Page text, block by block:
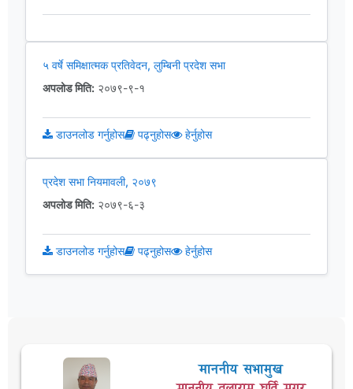
५ वर्षे समिक्षात्मक प्रतिवेदन, लुम्बिनी प्रदेश सभा
अपलोड मिति: २०७९-९-१
डाउनलोड गर्नुहोस पढ्नुहोस हेर्नुहोस
प्रदेश सभा नियमावली, २०७९
अपलोड मिति: २०७९-६-३
डाउनलोड गर्नुहोस पढ्नुहोस हेर्नुहोस
माननीय सभामुख